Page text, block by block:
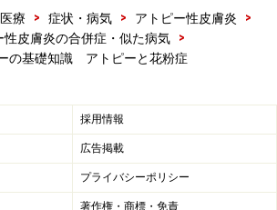
の周りに一時的に塗ることがありま
イドは、白内障（アトピーの合併症
起こる可能性があるので、きちんと医
アトピー検査の活用法をご紹介しま
療 > 症状・病気 > アトピー性皮膚炎
>
性皮膚炎の合併症・似た病気
>
の基礎知識 アトピーと花粉症
採用情報
広告掲載
プライバシーポリシー
著作権・商標・免責